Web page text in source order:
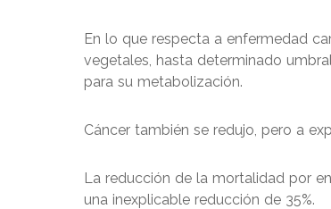
En lo que respecta a enfermedad
vegetales, hasta determinado
para su metabolización.
Cáncer también se redujo, pero a
La reducción de la mortalidad por
una inexplicable reducción de 35%.